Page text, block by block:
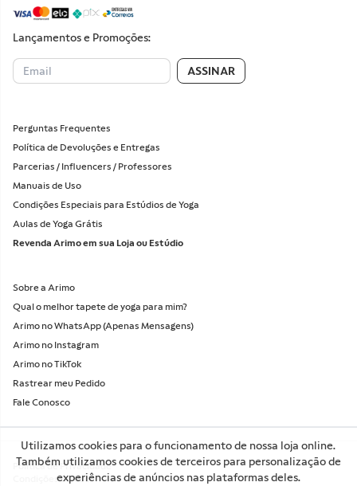
1. Onde é para entregar?
CEP BUSCAR
Lançamentos e Promoções:
ASSINAR
Perguntas Frequentes
Política de Devoluções e Entregas
Parcerias / Influencers / Professores
Manuais de Uso
Condições Especiais para Estúdios de Yoga
Aulas de Yoga Grátis
Revenda Arimo em sua Loja ou Estúdio
Sobre a Arimo
Qual o melhor tapete de yoga para mim?
Arimo no WhatsApp (Apenas Mensagens)
Arimo no Instagram
Arimo no TikTok
Rastrear meu Pedido
Fale Conosco
Condições de Uso
Política de Privacidade
Utilizamos cookies para o funcionamento de nossa loja online.
Também utilizamos cookies de terceiros para personalização de
experiências de anúncios nas plataformas deles.